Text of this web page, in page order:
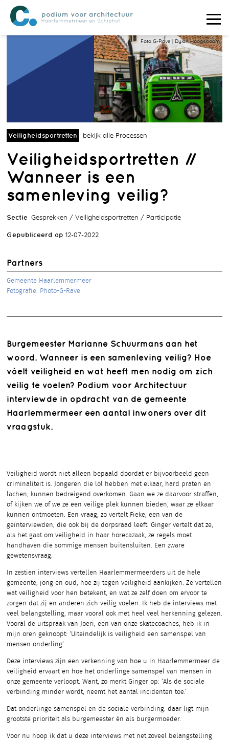
Foto G-Rave | Dylan Hoogeboom
Veiligheidsportretten bekijk alle Processen
Veiligheidsportretten //
Wanneer is een
samenleving veilig?
Sectie Gesprekken Veiligheidsportretten Participatie
Gepubliceerd op 12-07-2022
Partners
Gemeente Haarlemmermeer
Fotografie: Photo-G-Rave
Burgemeester Marianne Schuurmans aan het
woord. Wanneer is een samenleving veilig? Hoe
vóelt veiligheid en wat heeft men nodig om zich
veilig te voelen? Podium voor Architectuur
interviewde in opdracht van de gemeente
Haarlemmermeer een aantal inwoners over dit
vraagstuk.
Veiligheid wordt niet alleen bepaald doordat er bijvoorbeeld geen
criminaliteit is. Jongeren die lol hebben met elkaar, hard praten en
lachen, kunnen bedreigend overkomen. Gaan we ze daarvoor straffen,
of kijken we of we ze een veilige plek kunnen bieden, waar ze elkaar
kunnen ontmoeten. Een vraag, zo vertelt Fieke, een van de
geïnterviewden, die ook bij de dorpsraad leeft. Ginger vertelt dat ze,
als het gaat om veiligheid in haar horecazaak, ze regels moet
handhaven die sommige mensen buitensluiten. Een zware
gewetensvraag.
In zestien interviews vertellen Haarlemmermeerders uit de hele
gemeente, jong en oud, hoe zij tegen veiligheid aankijken. Ze vertellen
wat veiligheid voor hen betekent, en wat ze zelf doen om ervoor te
zorgen dat zij en anderen zich veilig voelen. Ik heb de interviews met
veel belangstelling, maar vooral ook met heel veel herkenning gelezen.
Vooral de uitspraak van Joeri, een van onze skatecoaches, heb ik in
mijn oren geknoopt: ‘Uiteindelijk is veiligheid een samenspel van
mensen onderling’.
Deze interviews zijn een verkenning van hoe u in Haarlemmermeer de
veiligheid ervaart en hoe het onderlinge samenspel van mensen in
onze gemeente verloopt. Want, zo merkt Ginger op: ‘Als de sociale
verbinding minder wordt, neemt het aantal incidenten toe.’
Dat onderlinge samenspel en de sociale verbinding: daar ligt mijn
grootste prioriteit als burgemeester én als burgermoeder.
Voor nu hoop ik dat u deze interviews met net zoveel belangstelling